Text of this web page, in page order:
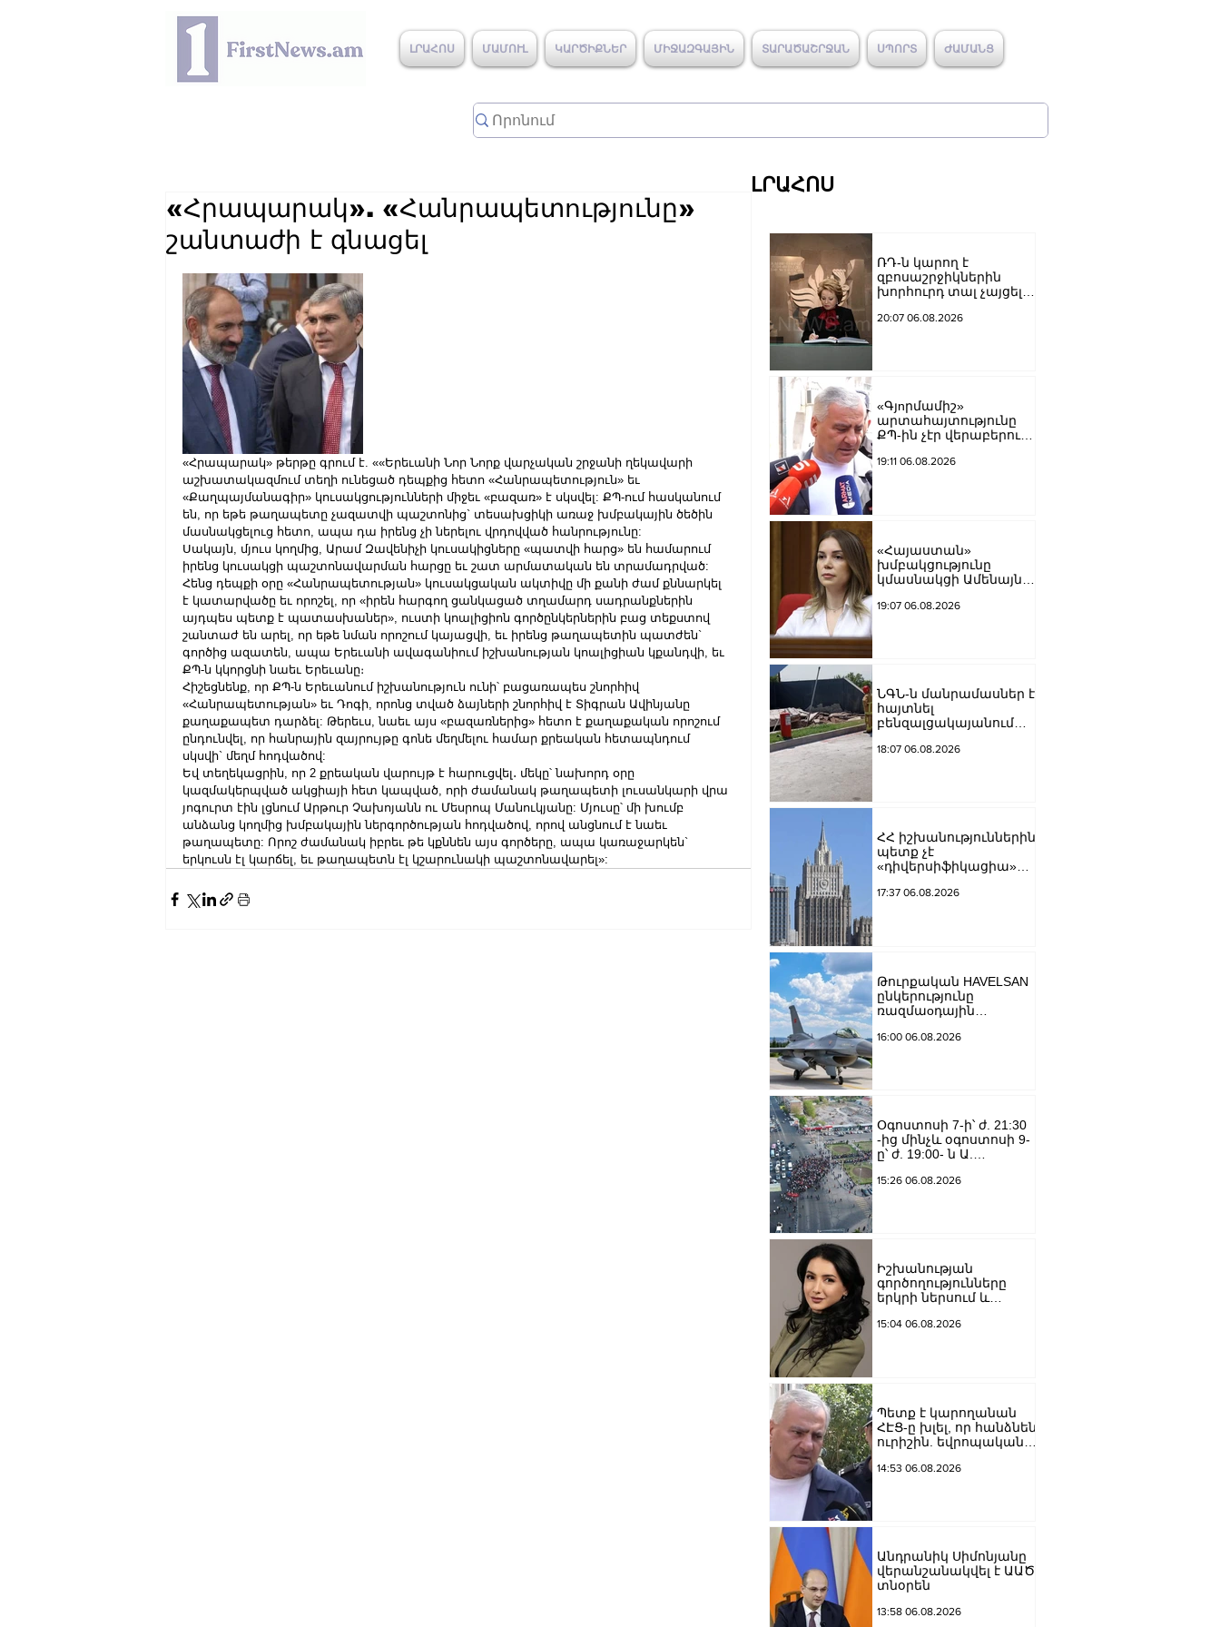
ԼՐԱՀՈՍ ՄԱՄՈՒԼ ԿԱՐԾԻՔՆԵՐ ՄԻՋԱԶԳԱՅԻՆ ՏԱՐԱԾԱՇՐՋԱՆ ՍՊՈՐՏ ԺԱՄԱՆՑ
«Հրապարակ». «Հանրապետությունը»
շանտաժի է գնացել
«Հրապարակ» թերթը գրում է. ««Երեւանի Նոր Նորք վարչական շրջանի ղեկավարի
աշխատակազմում տեղի ունեցած դեպքից հետո «Հանրապետություն» եւ
«Քաղպայմանագիր» կուսակցությունների միջեւ «բազառ» է սկսվել: ՔՊ-ում հասկանում
են, որ եթե թաղապետը չազատվի պաշտոնից` տեսախցիկի առաջ խմբակային ծեծին
մասնակցելուց հետո, ապա դա իրենց չի ներելու վրդովված հանրությունը:
Սակայն, մյուս կողմից, Արամ Զավենիչի կուսակիցները «պատվի հարց» են համարում
իրենց կուսակցի պաշտոնավարման հարցը եւ շատ արմատական են տրամադրված:
Հենց դեպքի օրը «Հանրապետության» կուսակցական ակտիվը մի քանի ժամ քննարկել
է կատարվածը եւ որոշել, որ «իրեն հարգող ցանկացած տղամարդ սադրանքներին
այդպես պետք է պատասխաներ», ուստի կոալիցիոն գործընկերներին բաց տեքստով
շանտաժ են արել, որ եթե նման որոշում կայացվի, եւ իրենց թաղապետին պատժեն`
գործից ազատեն, ապա Երեւանի ավագանիում իշխանության կոալիցիան կքանդվի, եւ
ՔՊ-ն կկորցնի նաեւ Երեւանը։
Հիշեցնենք, որ ՔՊ-ն Երեւանում իշխանություն ունի՝ բացառապես շնորհիվ
«Հանրապետության» եւ Դոգի, որոնց տված ձայների շնորհիվ է Տիգրան Ավինյանը
քաղաքապետ դարձել: Թերեւս, նաեւ այս «բազառներից» հետո է քաղաքական որոշում
ընդունվել, որ հանրային զայրույթը գոնե մեղմելու համար քրեական հետապնդում
սկսվի` մեղմ հոդվածով:
Եվ տեղեկացրին, որ 2 քրեական վարույթ է հարուցվել․ մեկը՝ նախորդ օրը
կազմակերպված ակցիայի հետ կապված, որի ժամանակ թաղապետի լուսանկարի վրա
յոգուրտ էին լցնում Արթուր Չախոյանն ու Մեսրոպ Մանուկյանը: Մյուսը՝ մի խումբ
անձանց կողմից խմբակային ներգործության հոդվածով, որով անցնում է նաեւ
թաղապետը: Որոշ ժամանակ իբրեւ թե կքննեն այս գործերը, ապա կառաջարկեն`
երկուսն էլ կարճել, եւ թաղապետն էլ կշարունակի պաշտոնավարել»:
ԼՐԱՀՈՍ
ՌԴ-ն կարող է
զբոսաշրջիկներին
խորհուրդ տալ չայցելել
ռուսաստանցիների
20:07 06.08.2026
«Գյnրմամիշ»
արտահայտությունը
ՔՊ-ին չէր վերաբերում,
խլnղներին էր
19:11 06.08.2026
«Հայաստան»
խմբակցությունը
կմասնակցի Ամենայն
դատավարությանը․
19:07 06.08.2026
ՆԳՆ-ն մանրամասներ է
հայտնել
բենզալցակայանում
պայթյունից
18:07 06.08.2026
ՀՀ իշխանություններին
պետք չէ
«դիվերսիֆիկացիա»
շրջադարձը դեպի ՌԴ-
17:37 06.08.2026
Թուրքական HAVELSAN
ընկերությունը
ռազմաoդային
կառավարման
16:00 06.08.2026
Օգոստոսի 7-ի՝ ժ. 21:30
-ից մինչև օգոստոսի 9-
ը՝ ժ. 19:00- ն Ա.
Մանկավարժական
փակ է լինելու
15:26 06.08.2026
Իշխանության
գործողությունները
երկրի ներսում և
դրանց
պետականության,
ազգային արժեքների և
արդարու
15:04 06.08.2026
Պետք է կարողանան
ՀԷՑ-ը խլել, որ հանձնեն
ուրիշին. եվրոպական
քայլ գնում ենք առաջ.
14:53 06.08.2026
Անդրանիկ Սիմոնյանը
վերանշանակվել է ԱԱԾ
տնօրեն
13:58 06.08.2026